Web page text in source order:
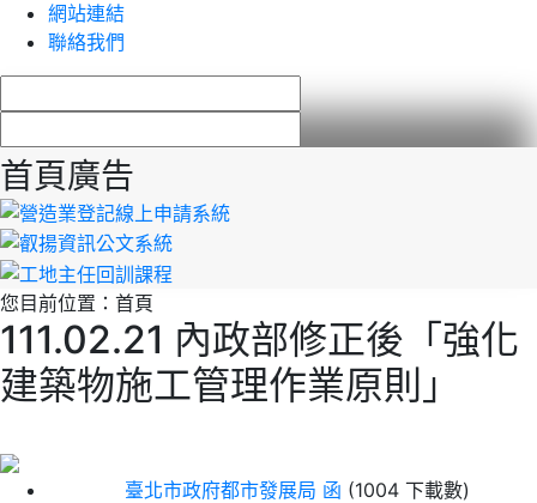
網站連結
聯絡我們
首頁廣告
您目前位置： 首頁
111.02.21 內政部修正後「強化
建築物施工管理作業原則」
臺北市政府都市發展局 函 (1004 下載數)